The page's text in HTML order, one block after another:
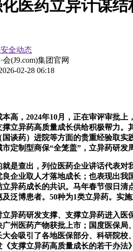
医药立异计谋
全动态
(J9.com)集团官网
02-28 06:18
，2024年10月，正在审评审批上
撑立异药高质量成长供给积极帮力
国谈药）进院等方面的贵重经验取
定制型商保“全笼盖”，立异药研
查出，列位医药企业讲话代表对我
企业取人才落地成长；也表现出
异药成长的共识。马年春节假日
泛博患者。50种为1类立异药。实
药研发支撑、支撑立异药进入医保
广州医药产物获批上市；国度医保
会吸引了各地医保部分、科研院
支撑立异药高质量成长的若干办